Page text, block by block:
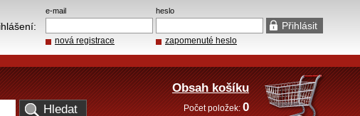
e-mail heslo
nová registrace zapomenuté heslo
Obsah košíku
Počet položek:0